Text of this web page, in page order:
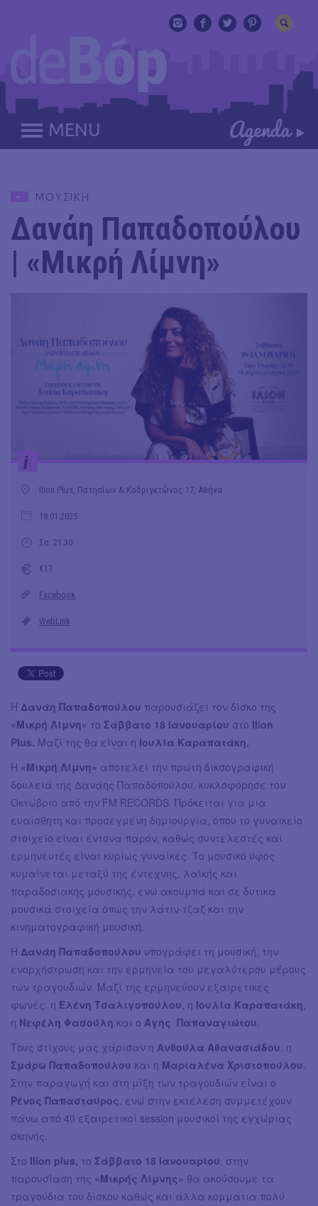
MENU
ΜΟΥΣΙΚΗ
Δανάη Παπαδοπούλου
| «Μικρή Λίμνη»
i
Ilion Plus, Πατησίων & Κοδριγκτώνος 17, Αθήνα
18.01.2025
Σα: 21.30
€17
Facebook
WebLink
Η Δανάη Παπαδοπούλου παρουσιάζει τον δίσκο της
«Μικρή Λίμνη» το Σάββατο 18 Ιανουαρίου στο Ilion
Plus. Μαζί της θα είναι η Ιουλία Καραπατάκη.
Η «Μικρή Λίμνη» αποτελεί την πρώτη δικσογραφική
δουλειά της Δανάης Παπαδοπούλου, κυκλοφόρησε τον
Οκτώβριο από την FM RECORDS. Πρόκειται για μια
ευαίσθητη και προσεγμένη δημιουργία, όπου το γυναικείο
στοιχείο είναι έντονα παρόν, καθώς συντελεστές και
ερμηνευτές είναι κυρίως γυναίκες. Το μουσικό ύφος
κυμαίνεται μεταξύ της έντεχνης, λαϊκής και
παραδοσιακής μουσικής, ενώ ακουμπά και σε δυτικά
μουσικά στοιχεία όπως την λάτιν-τζαζ και την
κινηματογραφική μουσική.
Η Δανάη Παπαδοπούλου υπογράφει τη μουσική, την
ενορχήστρωση και την ερμηνεία του μεγαλύτερου μέρους
των τραγουδιών. Μαζί της ερμηνεύουν εξαιρετικές
φωνές: η Ελένη Τσαλιγοπούλου, η Ιουλία Καραπατάκη,
η Νεφέλη Φασούλη και ο Άγης Παπαναγιώτου.
Τους στίχους μας χάρισαν η Ανθούλα Αθανασιάδου, η
Σμάρω Παπαδοπούλου και η Μαριαλένα Χριστοπούλου.
Στην παραγωγή και στη μίξη των τραγουδιών είναι ο
Ρένος Παπασταύρος, ενώ στην εκτέλεση συμμετέχουν
πάνω από 40 εξαιρετικοί session μουσικοί της εγχώριας
σκηνής.
Στο Ilion plus, το Σάββατο 18 Ιανουαρίου, στην
παρουσίαση της «Μικρής Λίμνης» θα ακούσουμε τα
τραγούδια του δίσκου καθώς και άλλα κομμάτια πολύ